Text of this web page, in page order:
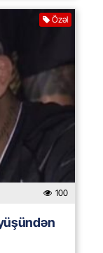
Özəl
100